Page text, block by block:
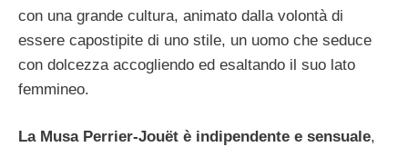
con una grande cultura, animato dalla volontà di
essere capostipite di uno stile, un uomo che seduce
con dolcezza accogliendo ed esaltando il suo lato
femmineo.
La Musa Perrier-Jouët è indipendente e sensuale,